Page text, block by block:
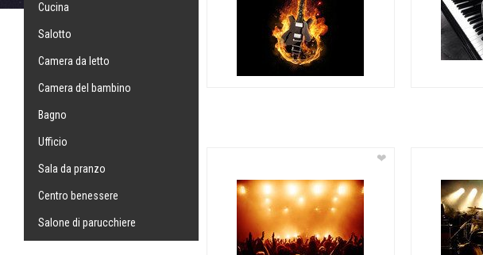
Cucina
Salotto
Camera da letto
Camera del bambino
Bagno
Ufficio
Sala da pranzo
Centro benessere
Salone di parucchiere
❤